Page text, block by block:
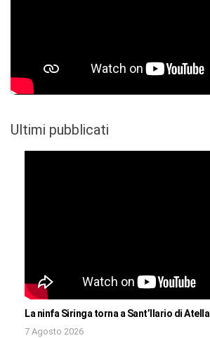
Ultimi pubblicati
La ninfa Siringa torna a Sant’Ilario di Atella
7 Agosto 2026